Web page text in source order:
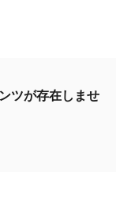
ツが存在しませ